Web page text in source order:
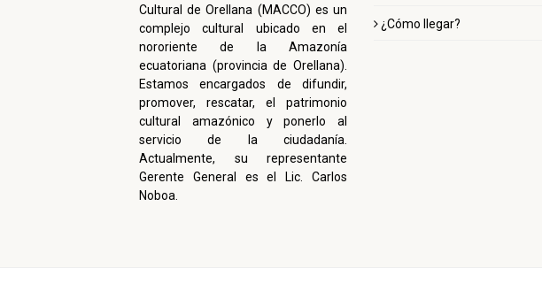
Cultural de Orellana (MACCO) es un
complejo cultural ubicado en el
nororiente de la Amazonía
ecuatoriana (provincia de Orellana).
Estamos encargados de difundir,
promover, rescatar, el patrimonio
cultural amazónico y ponerlo al
servicio de la ciudadanía.
Actualmente, su representante
Gerente General es el Lic. Carlos
Noboa.
¿Cómo llegar?